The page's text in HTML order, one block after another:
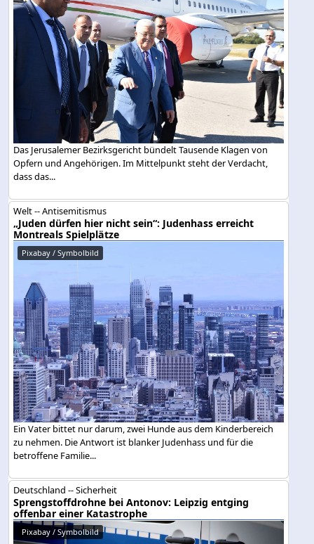
Das Jerusalemer Bezirksgericht bündelt Tausende Klagen von
Opfern und Angehörigen. Im Mittelpunkt steht der Verdacht,
dass das...
Welt -- Antisemitismus
„Juden dürfen hier nicht sein“: Judenhass erreicht
Montreals Spielplätze
Pixabay / Symbolbild
Ein Vater bittet nur darum, zwei Hunde aus dem Kinderbereich
zu nehmen. Die Antwort ist blanker Judenhass und für die
betroffene Familie...
Deutschland -- Sicherheit
Sprengstoffdrohne bei Antonov: Leipzig entging
offenbar einer Katastrophe
Pixabay / Symbolbild